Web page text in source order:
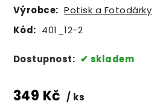
Výrobce: Potisk a Fotodárky
Kód: 401_12-2
Dostupnost: skladem
349 Kč ks